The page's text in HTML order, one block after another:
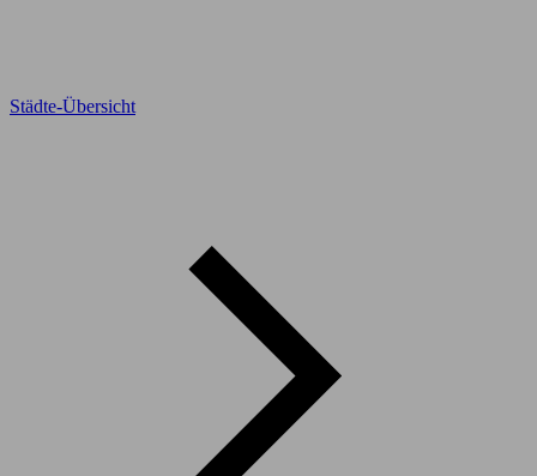
Städte-Übersicht